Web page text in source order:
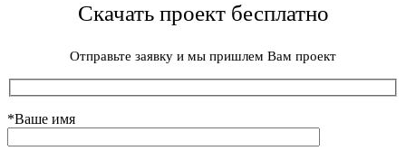
Скачать проект бесплатно
Отправьте заявку и мы пришлем Вам проект
*Ваше имя